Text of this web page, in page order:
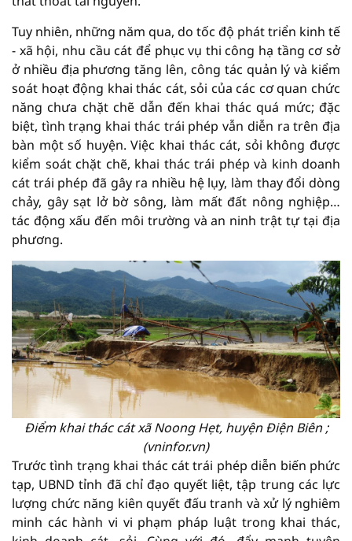
Tuy nhiên, những năm qua, do tốc độ phát triển kinh tế
- xã hội, nhu cầu cát để phục vụ thi công hạ tầng cơ sở
ở nhiều địa phương tăng lên, công tác quản lý và kiểm
soát hoạt động khai thác cát, sỏi của các cơ quan chức
năng chưa chặt chẽ dẫn đến khai thác quá mức; đặc
biệt, tình trạng khai thác trái phép vẫn diễn ra trên địa
bàn một số huyện. Việc khai thác cát, sỏi không được
kiểm soát chặt chẽ, khai thác trái phép và kinh doanh
cát trái phép đã gây ra nhiều hệ lụy, làm thay đổi dòng
chảy, gây sạt lở bờ sông, làm mất đất nông nghiệp…
tác động xấu đến môi trường và an ninh trật tự tại địa
phương.
Điểm khai thác cát xã Noong Hẹt, huyện Điện Biên ;
(vninfor.vn)
Trước tình trạng khai thác cát trái phép diễn biến phức
tạp, UBND tỉnh đã chỉ đạo quyết liệt, tập trung các lực
lượng chức năng kiên quyết đấu tranh và xử lý nghiêm
minh các hành vi vi phạm pháp luật trong khai thác,